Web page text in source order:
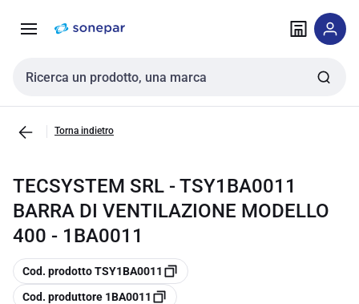
navigazione alla
Cerca input
Torna indietro
TECSYSTEM SRL - TSY1BA0011
BARRA DI VENTILAZIONE MODELLO
400 - 1BA0011
copia
Cod. prodotto TSY1BA0011
copia
Cod. produttore 1BA0011